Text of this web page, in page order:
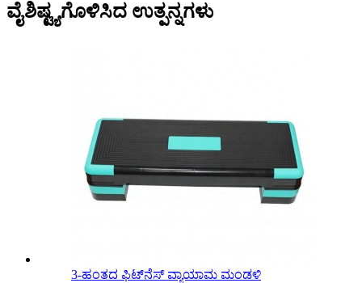
ವೈಶಿಷ್ಟ್ಯಗೊಳಿಸಿದ ಉತ್ಪನ್ನಗಳು
3-ಹಂತದ ಫಿಟ್‌ನೆಸ್ ವ್ಯಾಯಾಮ ಮಂಡಳಿ